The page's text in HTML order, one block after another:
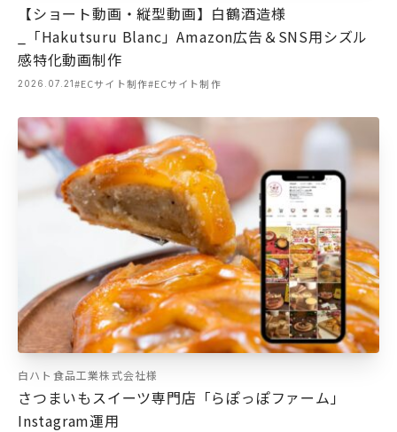
【ショート動画・縦型動画】白鶴酒造様
_「Hakutsuru Blanc」Amazon広告＆SNS用シズル
感特化動画制作
2026.07.21 #ECサイト制作#ECサイト制作
白ハト食品工業株式会社様
さつまいもスイーツ専門店「らぽっぽファーム」
Instagram運用